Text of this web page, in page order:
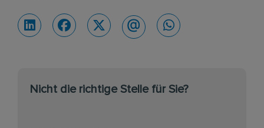
Nicht die richtige Stelle für Sie?